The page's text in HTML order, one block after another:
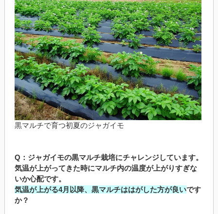
黒マルチで育つ初夏のジャガイモ
Q：ジャガイモの黒マルチ栽培にチャレンジしています。
気温が上がってきた時にマルチ内の温度が上がりすぎな
いか心配です。
気温が上がる4月以降、黒マルチははがした方が良いです
か？